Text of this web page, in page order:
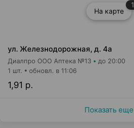
На карте
1
ул. Железнодорожная, д. 4а
Диалпро ООО Аптека №13 до 20:00
1,91 р.
1 шт. обновл. в 11:06
Показать еще